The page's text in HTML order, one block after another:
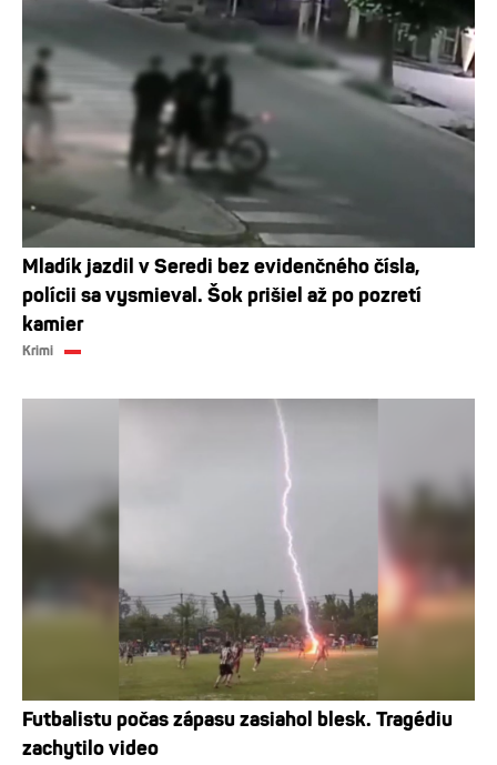
Mladík jazdil v Seredi bez evidenčného čísla,
polícii sa vysmieval. Šok prišiel až po pozretí
kamier
Krimi
Futbalistu počas zápasu zasiahol blesk. Tragédiu
zachytilo video